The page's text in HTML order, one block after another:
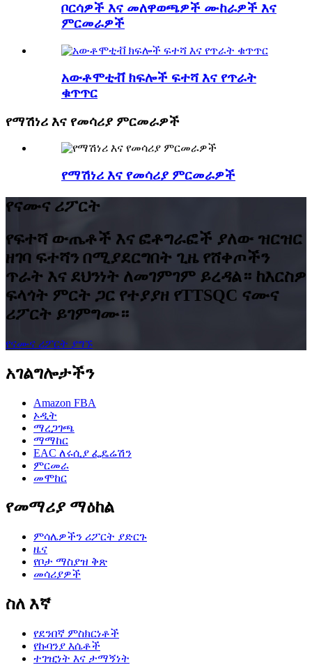
ቦርሳዎች እና መለዋወጫዎች ሙከራዎች እና
ምርመራዎች
አውቶሞቲቭ ክፍሎች ፍተሻ እና የጥራት
ቁጥጥር
የማሽነሪ እና የመሳሪያ ምርመራዎች
የማሽነሪ እና የመሳሪያ ምርመራዎች
የናሙና ሪፖርት
የፍተሻ ውጤቶች እና ፎቶግራፎች ያለው ዝርዝር
ዘገባ ፍተሻን በሚያደርግበት ጊዜ የሸቀጦችን
ጥራት እና ደህንነት ለመገምገም ይረዳል። ከእርስዎ
ፍላጎት ምርት ጋር የተያያዘ የTTSQC ናሙና
ሪፖርት ይገምግሙ።
የናሙና ሪፖርት ያግኙ
አገልግሎታችን
Amazon FBA
ኦዲት
ማረጋገጫ
ማማከር
EAC ለሩሲያ ፌዴሬሽን
ምርመራ
መሞከር
የመማሪያ ማዕከል
ምሳሌዎችን ሪፖርት ያድርጉ
ዜና
የቦታ ማስያዝ ቅጽ
መሳሪያዎች
ስለ እኛ
የደንበኛ ምስክርነቶች
የኩባንያ እሴቶች
ተገዢነት እና ታማኝነት